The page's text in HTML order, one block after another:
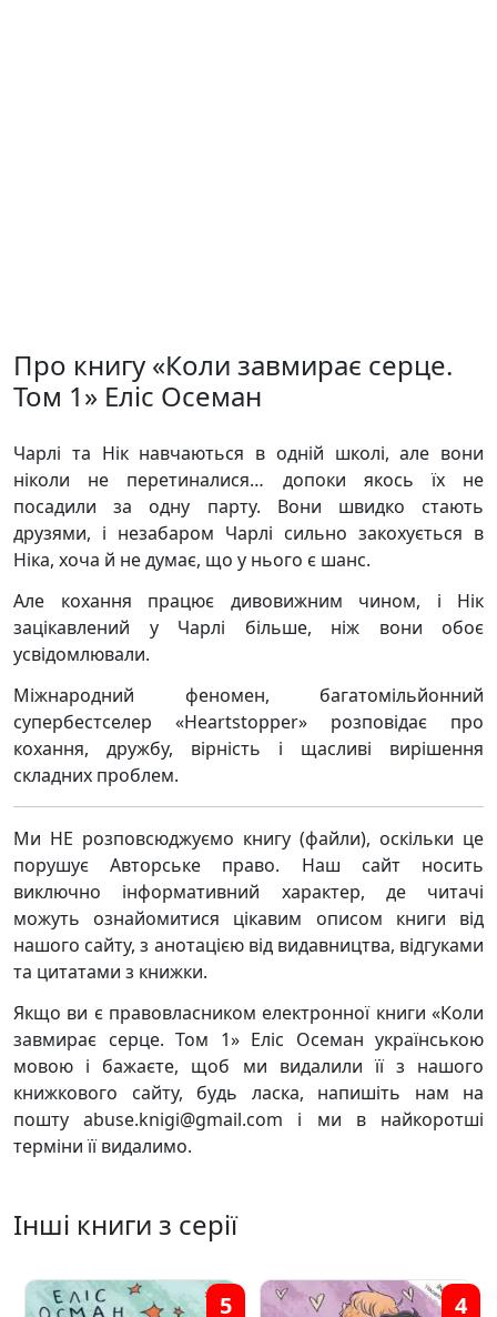
Про книгу «Коли завмирає серце.
Том 1» Еліс Осеман
Чарлі та Нік навчаються в одній школі, але вони
ніколи не перетиналися… допоки якось їх не
посадили за одну парту. Вони швидко стають
друзями, і незабаром Чарлі сильно закохується в
Ніка, хоча й не думає, що у нього є шанс.
Але кохання працює дивовижним чином, і Нік
зацікавлений у Чарлі більше, ніж вони обоє
усвідомлювали.
Міжнародний феномен, багатомільйонний
супербестселер «Heartstopper» розповідає про
кохання, дружбу, вірність і щасливі вирішення
складних проблем.
Ми НЕ розповсюджуємо книгу (файли), оскільки це
порушує Авторське право. Наш сайт носить
виключно інформативний характер, де читачі
можуть ознайомитися цікавим описом книги від
нашого сайту, з анотацією від видавництва, відгуками
та цитатами з книжки.
Якщо ви є правовласником електронної книги «Коли
завмирає серце. Том 1» Еліс Осеман українською
мовою і бажаєте, щоб ми видалили її з нашого
книжкового сайту, будь ласка, напишіть нам на
пошту abuse.knigi@gmail.com і ми в найкоротші
терміни її видалимо.
Інші книги з серії
5 4